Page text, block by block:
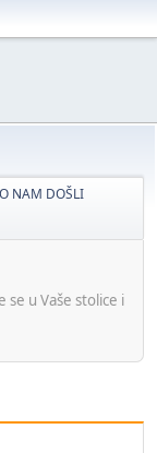
NAM DOŠLI
u Vaše stolice i